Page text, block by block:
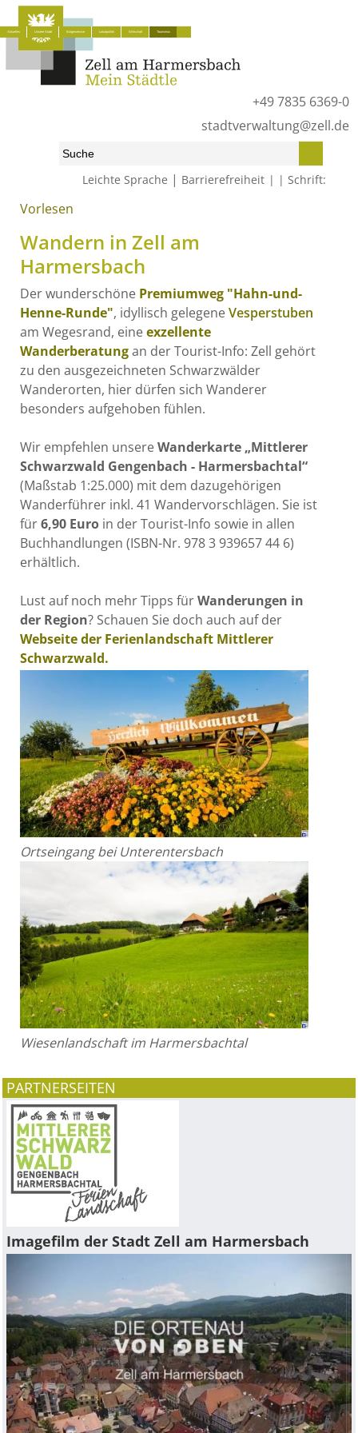
+49 7835 6369-0
stadtverwaltung@zell.de
Leichte Sprache | Barrierefreiheit Schrift:
Aktuelles Unsere Stadt Bürgerservice Lokalpolitik Wirtschaft Tourismus
Start» Tourismus» Aktiv – Wandern – Natur
Vorlesen
Wandern in Zell am
Harmersbach
Der wunderschöne Premiumweg "Hahn-und-
Henne-Runde", idyllisch gelegeneVesperstuben
am Wegesrand, eineexzellente
Wanderberatungan der Tourist-Info: Zell gehört
zu den ausgezeichneten Schwarzwälder
Wanderorten, hier dürfen sich Wanderer
besonders aufgehoben fühlen.
Wir empfehlen unsereWanderkarte „Mittlerer
Schwarzwald Gengenbach - Harmersbachtal“
(Maßstab 1:25.000) mit dem dazugehörigen
Wanderführer inkl. 41 Wandervorschlägen. Sie ist
für6,90 Euro in der Tourist-Info sowie in allen
Buchhandlungen (ISBN-Nr. 978 3 939657 44 6)
erhältlich.
Lust auf noch mehr Tipps fürWanderungen in
der Region? Schauen Sie doch auch auf der
Webseite der Ferienlandschaft Mittlerer
Schwarzwald.
Ortseingang bei Unterentersbach
Wiesenlandschaft im Harmersbachtal
PARTNERSEITEN
Imagefilm der Stadt Zell am Harmersbach